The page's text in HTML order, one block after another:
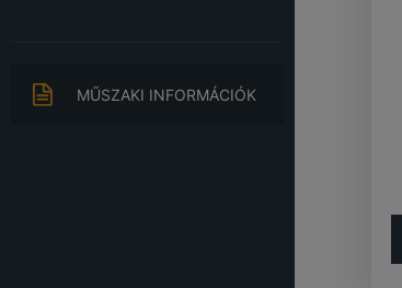
MŰSZAKI INFORMÁCIÓK